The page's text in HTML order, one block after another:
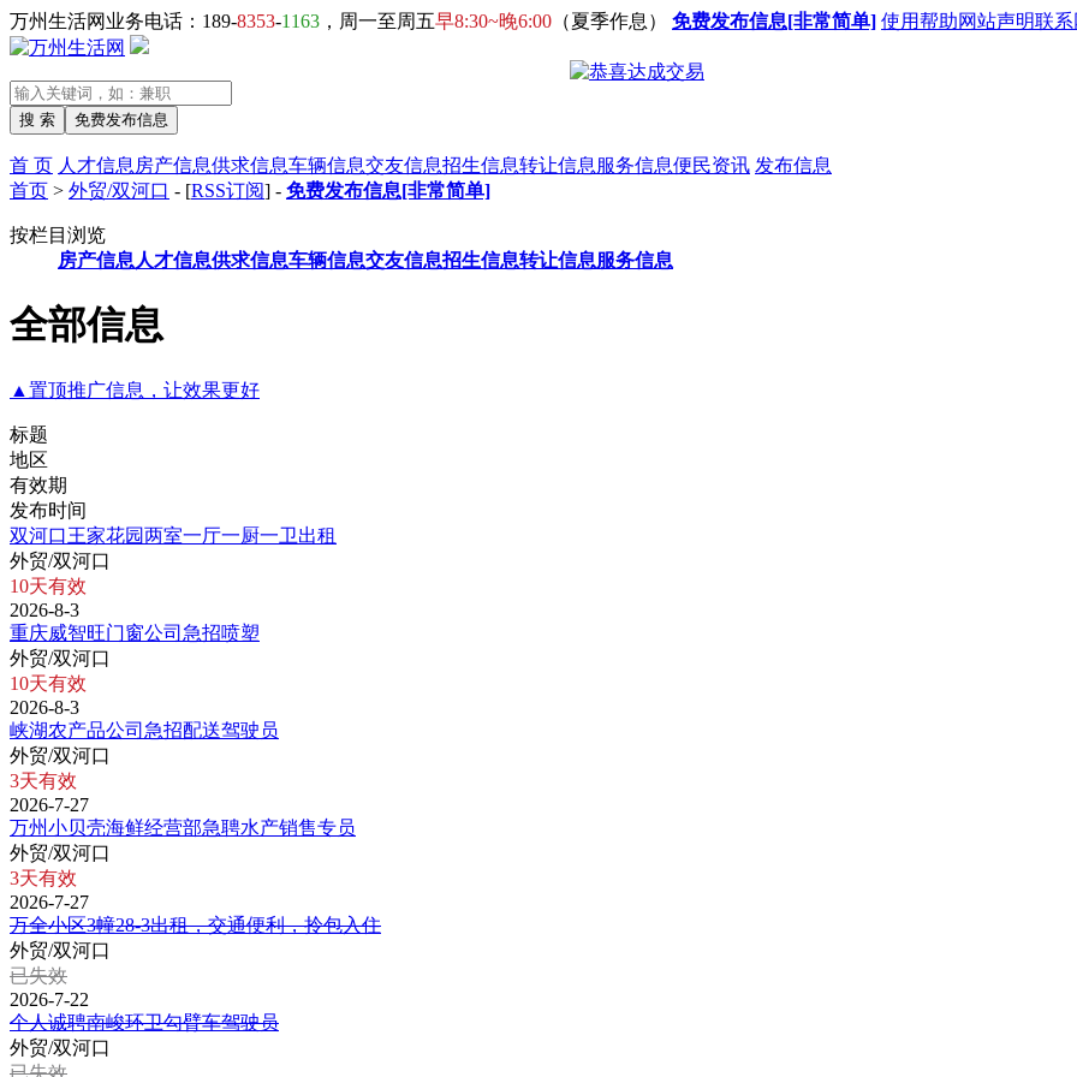
万州生活网业务电话：189-8353-1163 ，周一至周五早8:30~晚6:00 （夏季作息） 免费发布信息[非常简单] 使用帮助网站声明联
首 页 人才信息 房产信息供求信息车辆信息交友信息招生信息转让信息 服务信息便民资讯 发布信息
首页 > 外贸/双河口 - [RSS订阅] - 免费发布信息[非常简单]
按栏目浏览
房产信息 人才信息供求信息车辆信息交友信息招生信息转让信息服务信息
全部信息
▲置顶推广信息，让效果更好
标题
地区
有效期
发布时间
双河口王家花园两室一厅一厨一卫出租
外贸/双河口
10天有效
2026-8-3
重庆威智旺门窗公司急招喷塑
外贸/双河口
10天有效
2026-8-3
峡湖农产品公司急招配送驾驶员
外贸/双河口
3天有效
2026-7-27
万州小贝壳海鲜经营部急聘水产销售专员
外贸/双河口
3天有效
2026-7-27
万全小区3幢28-3出租，交通便利，拎包入住
外贸/双河口
已失效
2026-7-22
个人诚聘南峻环卫勾臂车驾驶员
外贸/双河口
已失效